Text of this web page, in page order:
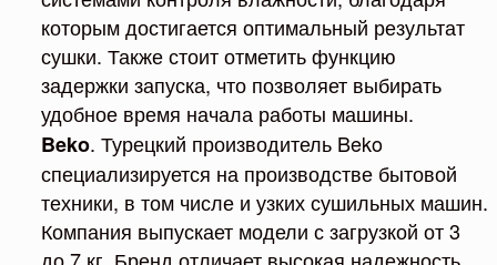
которым достигается оптимальный результат
сушки. Также стоит отметить функцию
задержки запуска, что позволяет выбирать
удобное время начала работы машины.
Beko. Турецкий производитель Beko
специализируется на производстве бытовой
техники, в том числе и узких сушильных машин.
Компания выпускает модели с загрузкой от 3